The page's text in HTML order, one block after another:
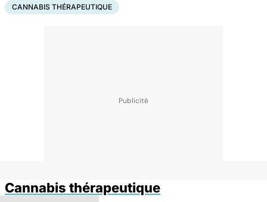
CANNABIS THÉRAPEUTIQUE
Cannabis thérapeutique